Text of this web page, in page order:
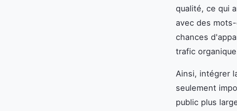
qualité, ce qui
avec des
chances
trafic
Ainsi, intégrer
seulement
public plus